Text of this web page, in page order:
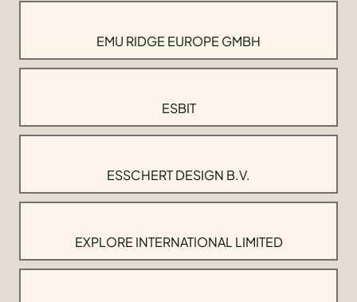
EMU RIDGE EUROPE GMBH
ESBIT
ESSCHERT DESIGN B.V.
EXPLORE INTERNATIONAL LIMITED